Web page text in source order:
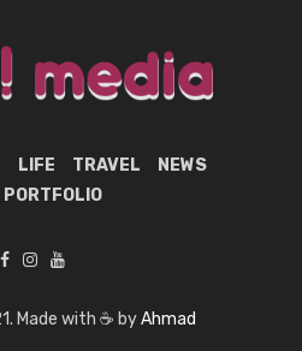
LIFE TRAVEL
NEWS
PORTFOLIO
Made with ☕ byAhmad